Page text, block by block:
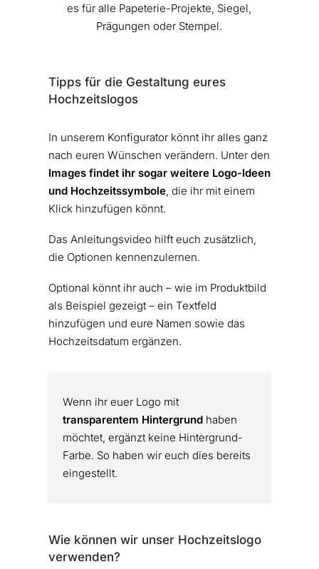
es für alle Papeterie-Projekte, Siegel,
Prägungen oder Stempel.
Tipps für die Gestaltung eures
Hochzeitslogos
In unserem Konfigurator könnt ihr alles ganz
nach euren Wünschen verändern. Unter den
Images findet ihr sogar weitere Logo-Ideen
und Hochzeitssymbole, die ihr mit einem
Klick hinzufügen könnt.
Das Anleitungsvideo hilft euch zusätzlich,
die Optionen kennenzulernen.
Optional könnt ihr auch – wie im Produktbild
als Beispiel gezeigt – ein Textfeld
hinzufügen und eure Namen sowie das
Hochzeitsdatum ergänzen.
Wenn ihr euer Logo mit
transparentem Hintergrundhaben
möchtet, ergänzt keine Hintergrund-
Farbe. So haben wir euch dies bereits
eingestellt.
Wie können wir unser Hochzeitslogo
verwenden?